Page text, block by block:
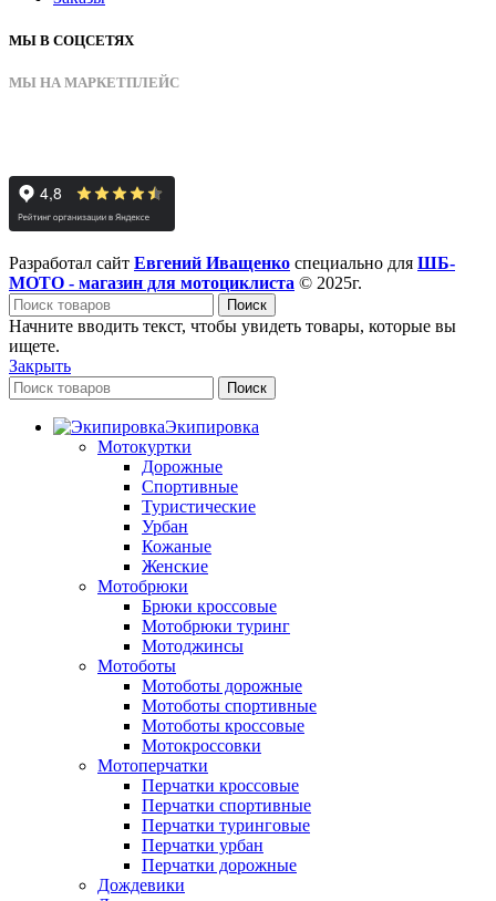
МЫ В СОЦСЕТЯХ
МЫ НА МАРКЕТПЛЕЙС
Разработал сайт Евгений Иващенко специально для ШБ-
МОТО - магазин для мотоциклиста © 2025г.
Поиск
Начните вводить текст, чтобы увидеть товары, которые вы
ищете.
Закрыть
Поиск
Экипировка
Мотокуртки
Дорожные
Спортивные
Туристические
Урбан
Кожаные
Женские
Мотобрюки
Брюки кроссовые
Мотобрюки туринг
Мотоджинсы
Мотоботы
Мотоботы дорожные
Мотоботы спортивные
Мотоботы кроссовые
Мотокроссовки
Мотоперчатки
Перчатки кроссовые
Перчатки спортивные
Перчатки туринговые
Перчатки урбан
Перчатки дорожные
Дождевики